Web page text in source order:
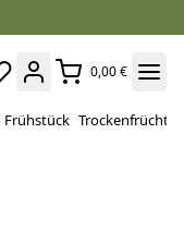
0,00 €
Frühstück Trockenfrüchte